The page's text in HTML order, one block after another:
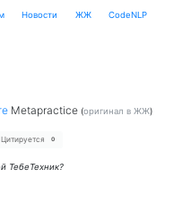
Новости ЖЖ CodeNLP
Metapractice (оригинал в ЖЖ)
Цитируется 0
ТебеТехник?